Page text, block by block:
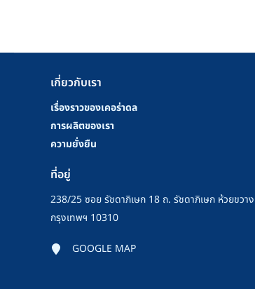
เกี่ยวกับเรา
เรื่องราวของเคอร่าดล
การผลิตของเรา
ความยั่งยืน
ที่อยู่
238/25 ซอย รัชดาภิเษก 18 ถ. รัชดาภิเษก ห้วยขวาง
กรุงเทพฯ 10310
GOOGLE MAP